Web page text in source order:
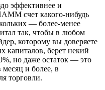
эффективнее и
счет какого-нибудь
— более-менее
так, чтобы в любом
которому вы доверяете
капиталов, берет некий
но даже остаток — это
и более, в
торговли.